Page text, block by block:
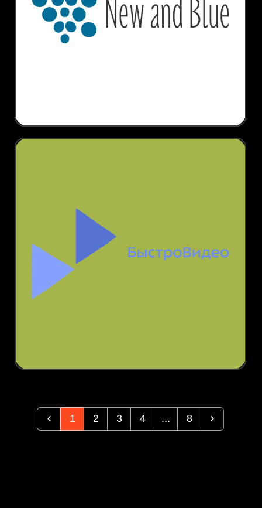
1 2 3 4 ... 8